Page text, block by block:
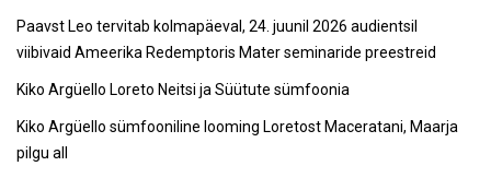
Paavst Leo tervitab kolmapäeval, 24. juunil 2026 audientsil
viibivaid Ameerika Redemptoris Mater seminaride preestreid
Kiko Argüello Loreto Neitsi ja Süütute sümfoonia
Kiko Argüello sümfooniline looming Loretost Maceratani, Maarja
pilgu all